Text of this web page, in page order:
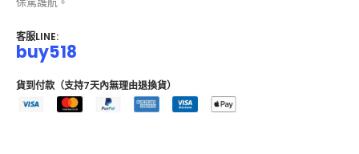
客服LINE:
buy518
貨到付款（支持7天內無理由退換貨）